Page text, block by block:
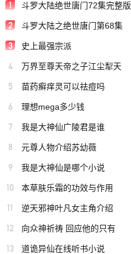
1 斗罗大陆绝世唐门72集完整版
2 斗罗大陆之绝世唐门第68集
3 史上最强宗派
4 万界至尊天帝之子江尘犁天
5 苗药癣痒灵可以祛痘吗
6 理想mega多少钱
7 我是大神仙广陵君是谁
8 元尊人物介绍苏幼薇
9 我是大神仙是哪个小说
10 本草肤乐霜的功效与作用
11 逆天邪神叶凡女主角介绍
12 向众神祈祷 回应他的只有
13 道诡异仙在线听书小说